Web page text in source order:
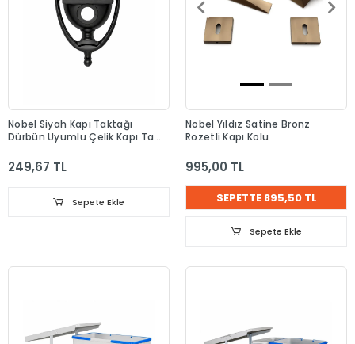
Nobel Siyah Kapı Taktağı
Dürbün Uyumlu Çelik Kapı Tak
249,67 TL
Sepete Ekle
Nobel Yıldız Satine Bronz
Rozetli Kapı Kolu
995,00 TL
SEPETTE 895,50 TL
Sepete Ekle